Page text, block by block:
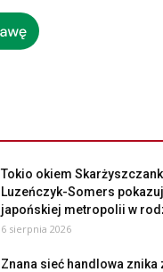
Tokio okiem
Luzeńczyk-Somers
japońskiej metropolii w
6 sierpnia 2026
Znana sieć handlowa znika